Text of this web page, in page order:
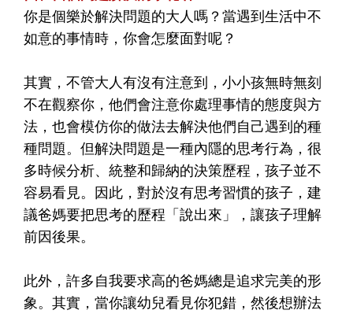
你是個樂於解決問題的大人嗎？當遇到生活中不
如意的事情時，你會怎麼面對呢？
其實，不管大人有沒有注意到，小小孩無時無刻
不在觀察你，他們會注意你處理事情的態度與方
法，也會模仿你的做法去解決他們自己遇到的種
種問題。但解決問題是一種內隱的思考行為，很
多時候分析、統整和歸納的決策歷程，孩子並不
容易看見。因此，對於沒有思考習慣的孩子，建
議爸媽要把思考的歷程「說出來」，讓孩子理解
前因後果。
此外，許多自我要求高的爸媽總是追求完美的形
象。其實，當你讓幼兒看見你犯錯，然後想辦法